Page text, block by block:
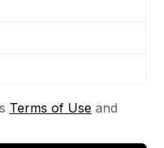
Terms of Use and